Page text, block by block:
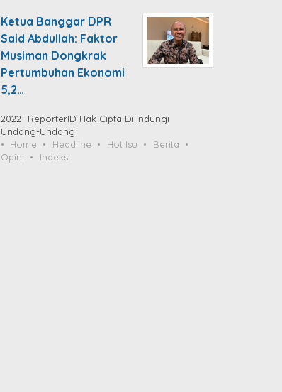
Ketua Banggar DPR
Said Abdullah: Faktor
Musiman Dongkrak
Pertumbuhan Ekonomi
5,2…
2022- ReporterID Hak Cipta Dilindungi
Undang-Undang
Home
Headline Hot Isu
Berita
Opini
Indeks